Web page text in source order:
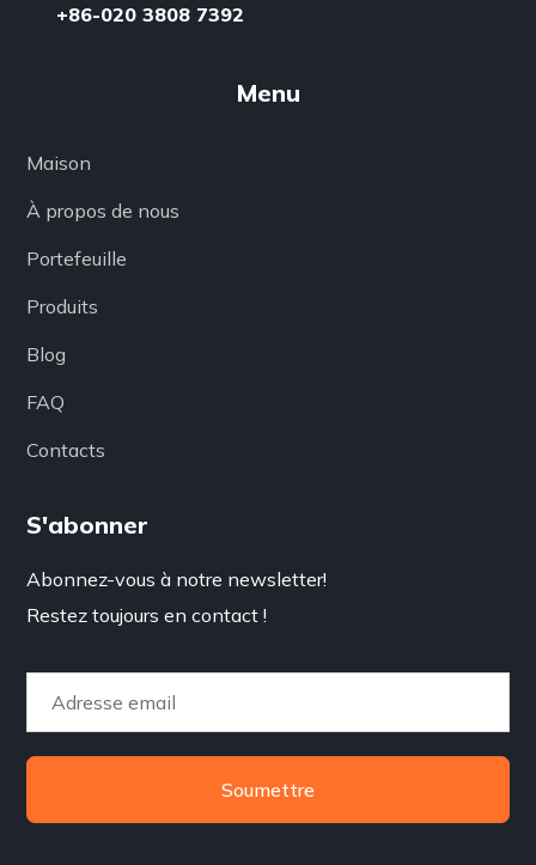
+86-020 3808 7392
Menu
Maison
À propos de nous
Portefeuille
Produits
Blog
FAQ
Contacts
S'abonner
Abonnez-vous à notre newsletter!
Restez toujours en contact !
Soumettre